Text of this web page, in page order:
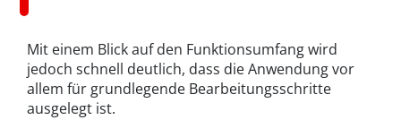
Mit einem Blick auf den Funktionsumfang wird
jedoch schnell deutlich, dass die Anwendung vor
allem für grundlegende Bearbeitungsschritte
ausgelegt ist.